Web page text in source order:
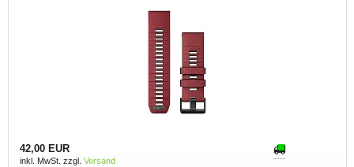
42,00 EUR
inkl. MwSt. zzgl. Versand